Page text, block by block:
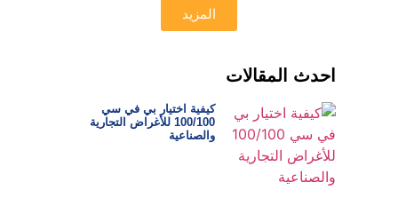
المزيد
احدث المقالات
كيفية اختيار بي في سي
100/100 للأغراض التجارية
والصناعية